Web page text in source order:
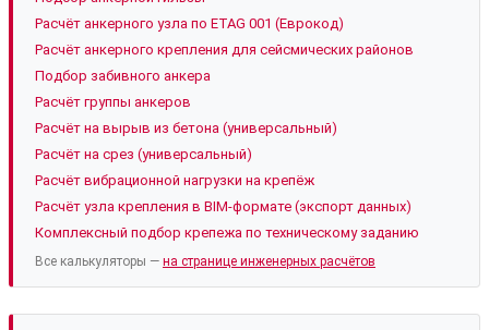
Расчёт анкерного узла по ETAG 001 (Еврокод)
Расчёт анкерного крепления для сейсмических районов
Подбор забивного анкера
Расчёт группы анкеров
Расчёт на вырыв из бетона (универсальный)
Расчёт на срез (универсальный)
Расчёт вибрационной нагрузки на крепёж
Расчёт узла крепления в BIM-формате (экспорт данных)
Комплексный подбор крепежа по техническому заданию
Все калькуляторы — на странице инженерных расчётов